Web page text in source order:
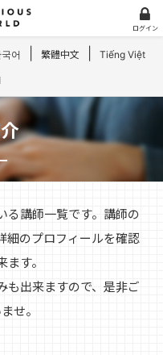
국어 繁體中文 Tiếng Việt
ログイン
る講師一覧です。講師の
細のプロフィールを確認
す。
も出来ますので、是非ご
せ。